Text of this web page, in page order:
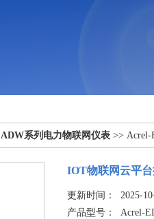
ADW系列电力物联网仪表 >>
IOT物联网云平
更新时间： 2025-
产品型号：Acrel-